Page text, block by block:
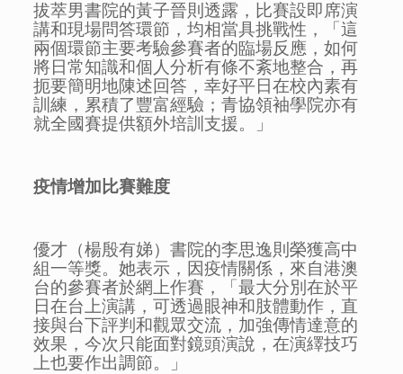
拔萃男書院的黃子晉則透露，比賽設即席演
講和現場問答環節，均相當具挑戰性，「這
兩個環節主要考驗參賽者的臨場反應，如何
將日常知識和個人分析有條不紊地整合，再
扼要簡明地陳述回答，幸好平日在校內素有
訓練，累積了豐富經驗；青協領袖學院亦有
就全國賽提供額外培訓支援。」
疫情增加比賽難度
優才（楊殷有娣）書院的李思逸則榮獲高中
組一等獎。她表示，因疫情關係，來自港澳
台的參賽者於網上作賽，「最大分別在於平
日在台上演講，可透過眼神和肢體動作，直
接與台下評判和觀眾交流，加強傳情達意的
效果，今次只能面對鏡頭演說，在演繹技巧
上也要作出調節。」